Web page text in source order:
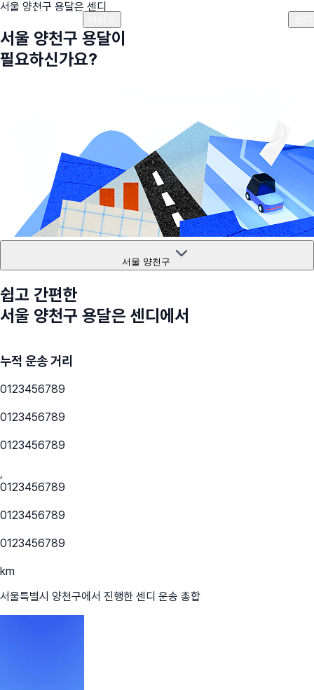
서울 양천구 용달은 센디
서울 양천구 용달이
필요하신가요?
서울 양천구
쉽고 간편한
서울 양천구 용달은 센디에서
누적 운송 거리
0123456789
0123456789
0123456789
,
0123456789
0123456789
0123456789
km
서울특별시 양천구에서 진행한 센디 운송 총합